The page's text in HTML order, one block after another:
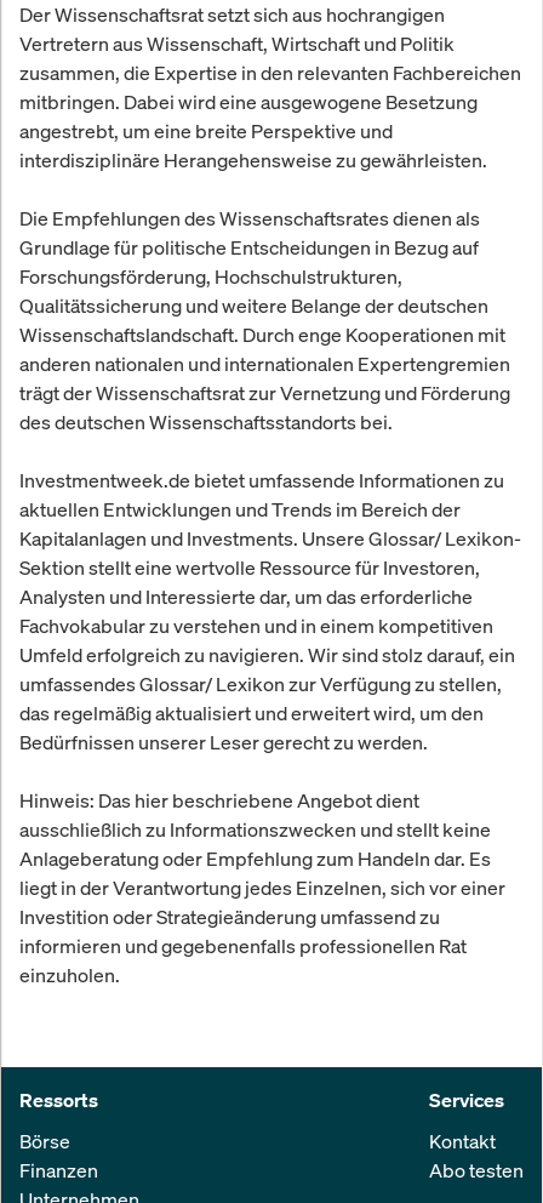
Der Wissenschaftsrat setzt sich aus hochrangigen
Vertretern aus Wissenschaft, Wirtschaft und Politik
zusammen, die Expertise in den relevanten Fachbereichen
mitbringen. Dabei wird eine ausgewogene Besetzung
angestrebt, um eine breite Perspektive und
interdisziplinäre Herangehensweise zu gewährleisten.
Die Empfehlungen des Wissenschaftsrates dienen als
Grundlage für politische Entscheidungen in Bezug auf
Forschungsförderung, Hochschulstrukturen,
Qualitätssicherung und weitere Belange der deutschen
Wissenschaftslandschaft. Durch enge Kooperationen mit
anderen nationalen und internationalen Expertengremien
trägt der Wissenschaftsrat zur Vernetzung und Förderung
des deutschen Wissenschaftsstandorts bei.
Investmentweek.de bietet umfassende Informationen zu
aktuellen Entwicklungen und Trends im Bereich der
Kapitalanlagen und Investments. Unsere Glossar/ Lexikon-
Sektion stellt eine wertvolle Ressource für Investoren,
Analysten und Interessierte dar, um das erforderliche
Fachvokabular zu verstehen und in einem kompetitiven
Umfeld erfolgreich zu navigieren. Wir sind stolz darauf, ein
umfassendes Glossar/ Lexikon zur Verfügung zu stellen,
das regelmäßig aktualisiert und erweitert wird, um den
Bedürfnissen unserer Leser gerecht zu werden.
Hinweis: Das hier beschriebene Angebot dient
ausschließlich zu Informationszwecken und stellt keine
Anlageberatung oder Empfehlung zum Handeln dar. Es
liegt in der Verantwortung jedes Einzelnen, sich vor einer
Investition oder Strategieänderung umfassend zu
informieren und gegebenenfalls professionellen Rat
einzuholen.
Ressorts
Börse
Finanzen
Services
Kontakt
Abo testen